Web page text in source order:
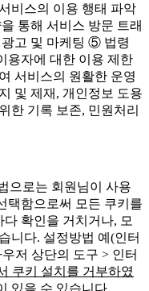
비스의 이용 행태 파악
통해 서비스 방문 트래
고 및 마케팅 ⑤ 법령
용자에 대한 이용 제한
서비스의 원활한 운영
및 제재, 개인정보 도용
한 기록 보존, 민원처리
으로는 회원님이 사용
택함으로써 모든 쿠키를
확인을 거치거나, 모
니다. 설정방법 예(인터
저 상단의 도구 > 인터
쿠키 설치를 거부하였
있을 수 있습니다.